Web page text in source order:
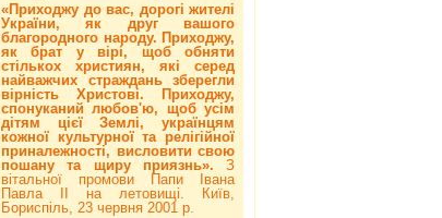
«Приходжу до вас, дорогі жителі
України, як друг вашого
благородного народу. Приходжу,
як брат у вірі, щоб обняти
стількох християн, які серед
найважчих страждань зберегли
вірність Христові. Приходжу,
спонуканий любов'ю, щоб усім
дітям цієї Землі, українцям
кожної культурної та релігійної
приналежності, висловити свою
пошану та щиру приязнь». З
вітальної промови Папи Івана
Павла ІІ на летовищі. Київ,
Бориспіль, 23 червня 2001 р.